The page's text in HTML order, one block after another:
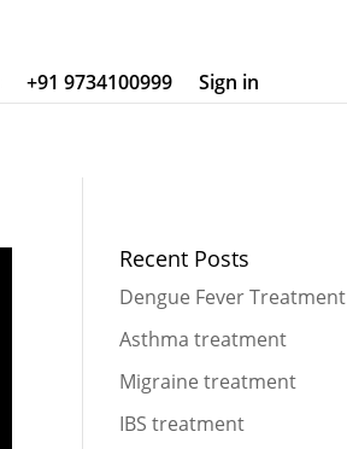
+91 9734100999 Sign in
Recent Posts
Dengue Fever Treatment
Asthma treatment
Migraine treatment
IBS treatment